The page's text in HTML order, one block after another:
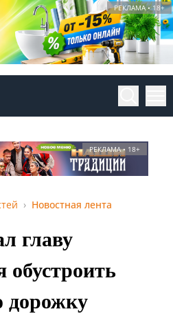
РЕКЛАМА • 18+
РЕКЛАМА • 18+
Новостная лента
главу
дорожку